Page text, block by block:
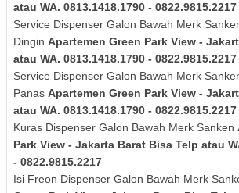
atau WA. 0813.1418.1790 - 0822.9815.2217
Service Dispenser Galon Bawah Merk
Dingin Apartemen Green Park View -
atau WA. 0813.1418.1790 - 0822.9815.2217
Service Dispenser Galon Bawah Merk
Panas Apartemen Green Park View -
atau WA. 0813.1418.1790 - 0822.9815.2217
Kuras Dispenser Galon Bawah Merk Sanken
Park View - Jakarta Barat Bisa Telp atau
- 0822.9815.2217
Isi Freon Dispenser Galon Bawah Merk